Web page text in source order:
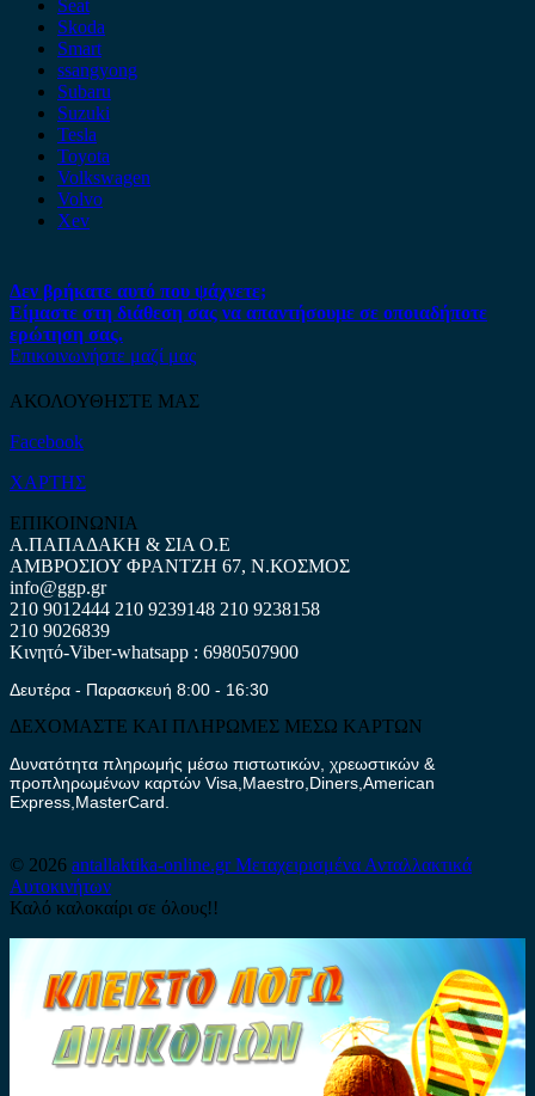
Seat
Skoda
Smart
ssangyong
Subaru
Suzuki
Tesla
Toyota
Volkswagen
Volvo
Xev
Δεν βρήκατε αυτό που ψάχνετε;
Είμαστε στη διάθεση σας να απαντήσουμε σε οποιαδήποτε
ερώτηση σας.
Επικοινωνήστε μαζί μας
ΑΚΟΛΟΥΘΗΣΤΕ ΜΑΣ
Facebook
ΧΑΡΤΗΣ
ΕΠΙΚΟΙΝΩΝΙΑ
Α.ΠΑΠΑΔΑΚΗ & ΣΙΑ Ο.Ε
ΑΜΒΡΟΣΙΟΥ ΦΡΑΝΤΖΗ 67, Ν.ΚΟΣΜΟΣ
info@ggp.gr
210 9012444 210 9239148 210 9238158
210 9026839
Κινητό-Viber-whatsapp : 6980507900
Δευτέρα - Παρασκευή 8:00 - 16:30
ΔΕΧΟΜΑΣΤΕ ΚΑΙ ΠΛΗΡΩΜΕΣ ΜΕΣΩ ΚΑΡΤΩΝ
Δυνατότητα πληρωμής μέσω πιστωτικών, χρεωστικών &
προπληρωμένων καρτών Visa,Maestro,Diners,American
Express,MasterCard.
© 2026 antallaktika-online.grΜεταχειρισμένα Ανταλλακτικά
Αυτοκινήτων
Καλό καλοκαίρι σε όλους!!